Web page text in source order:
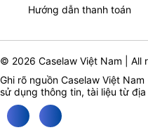
Hướng dẫn thanh toán
© 2026 Caselaw Việt Nam | All
Ghi rõ nguồn Caselaw Việt Nam
sử dụng thông tin, tài liệu từ địa